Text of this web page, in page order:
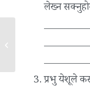
लेख्न
प्रभु येशूले
खण्ड १ – पवित्रशास्त्र